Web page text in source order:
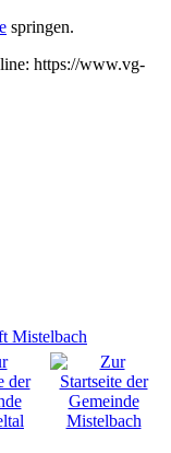
springen.
https://www.vg-